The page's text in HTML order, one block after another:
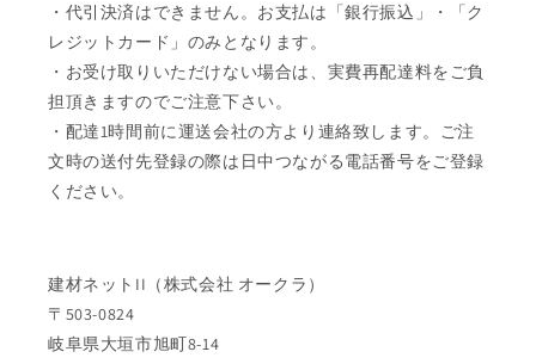
・代引決済はできません。お支払は「銀行振込」・「ク
レジットカード」のみとなります。
・お受け取りいただけない場合は、実費再配達料をご負
担頂きますのでご注意下さい。
・配達1時間前に運送会社の方より連絡致します。ご注
文時の送付先登録の際は日中つながる電話番号をご登録
ください。
建材ネットII（株式会社 オークラ）
〒503-0824
岐阜県大垣市旭町8-14